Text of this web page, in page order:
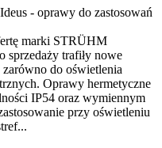
- oprawy do zastosowań
marki STRÜHM
sprzedaży trafiły nowe
do oświetlenia
Oprawy hermetyczne
IP54 oraz wymiennym
przy oświetleniu